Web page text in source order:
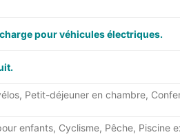
pour véhicules électriques.
Petit-déjeuner en chambre,
enfants, Cyclisme, Pêche, Piscine